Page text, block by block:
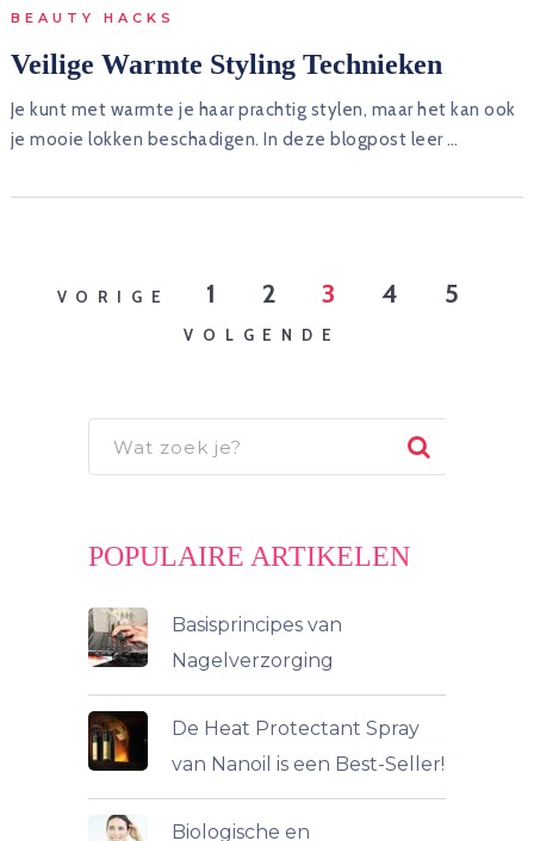
BEAUTY HACKS
Veilige Warmte Styling Technieken
Je kunt met warmte je haar prachtig stylen, maar het kan ook
je mooie lokken beschadigen. In deze blogpost leer …
BERICHTNAVIGATIE
VORIGE 1 2 3 4 5
VOLGENDE
POPULAIRE ARTIKELEN
Basisprincipes van
Nagelverzorging
De Heat Protectant Spray
van Nanoil is een Best-Seller!
Biologische en